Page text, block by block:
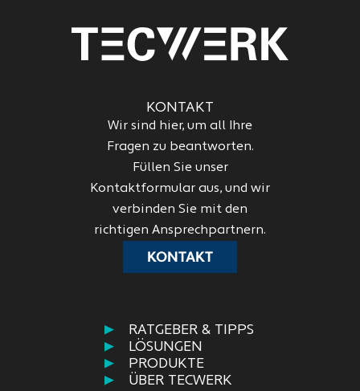
RATGEBER & TIPPS
LÖSUNGEN
PRODUKTE
ÜBER TECWERK
KONTAKT
Wir sind hier, um all Ihre
Fragen zu beantworten.
Füllen Sie unser
Kontaktformular aus, und wir
verbinden Sie mit den
richtigen Ansprechpartnern.
KONTAKT